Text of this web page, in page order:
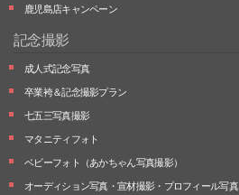
鹿児島店キャンペーン
記念撮影
成人式記念写真
卒業袴＆記念撮影プラン
七五三写真撮影
マタニティフォト
ベビーフォト （あかちゃん写真撮影）
オーディション写真・ 宣材撮影・ プロフィール写真